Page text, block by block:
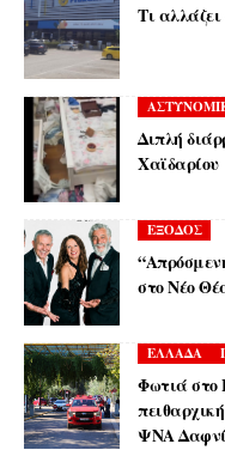
Τι
Διπλή
Χαϊδαρίου
ΕΞΟΔΟΣ
στο Νέο
ΕΛΛΑΔΑ
Φωτιά στο
ΨΝΑ